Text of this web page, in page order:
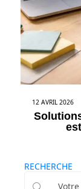
12 AVRIL 2026
RECHERCHE